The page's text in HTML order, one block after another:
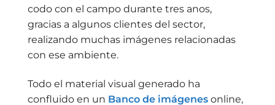
codo con el campo durante tres anos,
gracias a algunos clientes del sector,
realizando muchas imágenes relacionadas
con ese ambiente.
Todo el material visual generado ha
confluido en un Banco de imágenes online,